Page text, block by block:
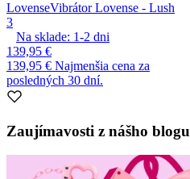
LovenseVibrátor Lovense - Lush
3
Na sklade: 1-2 dni
139,95 €
139,95 € Najmenšia cena za
posledných 30 dní.
Zaujímavosti z nášho blogu